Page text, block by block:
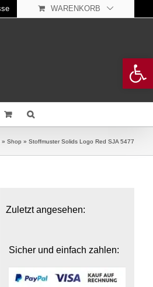
WARENKORB
» Shop » Stoffmuster Solids Logo Red SJA 5477
Zuletzt angesehen:
Sicher und einfach zahlen: